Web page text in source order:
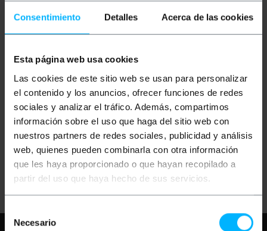
Consentimiento Detalles Acerca de las cookies
Esta página web usa cookies
Las cookies de este sitio web se usan para personalizar
el contenido y los anuncios, ofrecer funciones de redes
sociales y analizar el tráfico. Además, compartimos
información sobre el uso que haga del sitio web con
nuestros partners de redes sociales, publicidad y análisis
web, quienes pueden combinarla con otra información
que les haya proporcionado o que hayan recopilado a
partir del uso que haya hecho de sus servicios.
Necesario
USB
PVP
16,26€
16,26€ IVA inc.
PVD
14,29€
Consegna immediata
REF:
Quantità